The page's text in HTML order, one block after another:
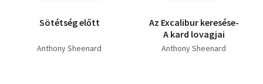
Sötétség előtt
Anthony Sheenard
Az Excalibur keresése-
A kard lovagjai
Anthony Sheenard